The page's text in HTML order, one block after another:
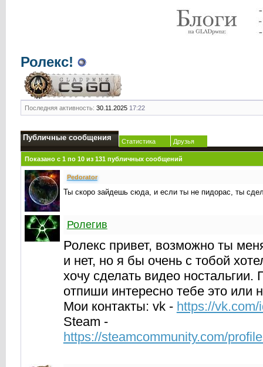
Ролекс!
Последняя активность: 30.11.2025 17:22
Публичные сообщения Статистика Друзья
Показано с 1 по 10из 131публичных сообщений
Реdorator
Ты скоро зайдешь сюда, и если ты не пидорас, ты
Ролегив
Ролекс привет, возможно ты
и нет, но я бы очень с тобой
хочу сделать видео
отпиши интересно тебе это или
Мои контакты: vk - https://
Steam -
https://steamcommunity.com/